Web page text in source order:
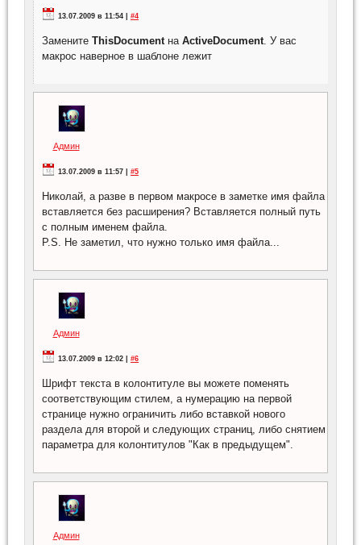
13.07.2009 в 11:54 | #4
Замените ThisDocumentна ActiveDocument. У вас
макрос наверное в шаблоне лежит
Админ
13.07.2009 в 11:57 | #5
Николай, а разве в первом макросе в заметке имя файла
вставляется без расширения? Вставляется полный путь
с полным именем файла.
P.S. Не заметил, что нужно только имя файла...
Админ
13.07.2009 в 12:02 | #6
Шрифт текста в колонтитуле вы можете поменять
соответствующим стилем, а нумерацию на первой
странице нужно ограничить либо вставкой нового
раздела для второй и следующих страниц, либо снятием
параметра для колонтитулов "Как в предыдущем".
Админ